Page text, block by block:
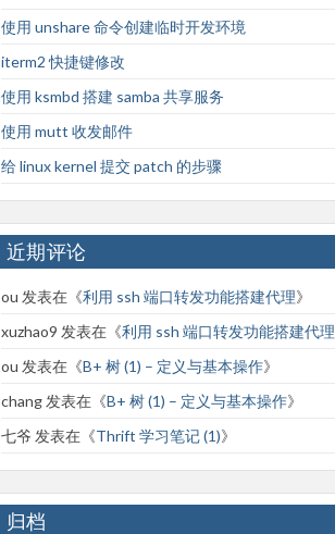
使用 unshare 命令创建临时开发环境
iterm2 快捷键修改
使用 ksmbd 搭建 samba 共享服务
使用 mutt 收发邮件
给 linux kernel 提交 patch 的步骤
近期评论
ou 发表在《利用 ssh 端口转发功能搭建代理》
xuzhao9 发表在《利用 ssh 端口转发功能搭建代理
ou 发表在《B+ 树 (1) – 定义与基本操作》
chang 发表在《B+ 树 (1) – 定义与基本操作》
七爷 发表在《Thrift 学习笔记 (1)》
归档